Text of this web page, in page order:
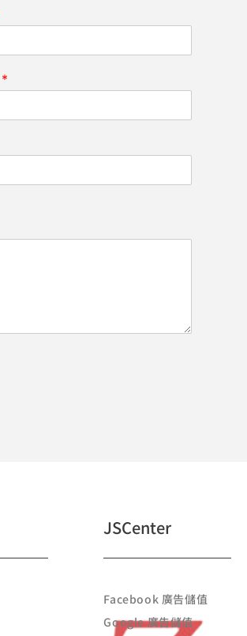
*
JSCenter
Facebook 廣告儲值
Google 廣告儲值